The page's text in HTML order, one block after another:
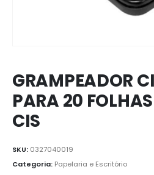
GRAMPEADOR
PARA 20
CIS
SKU: 0327040019
Categoria: Papelaria e Escritório